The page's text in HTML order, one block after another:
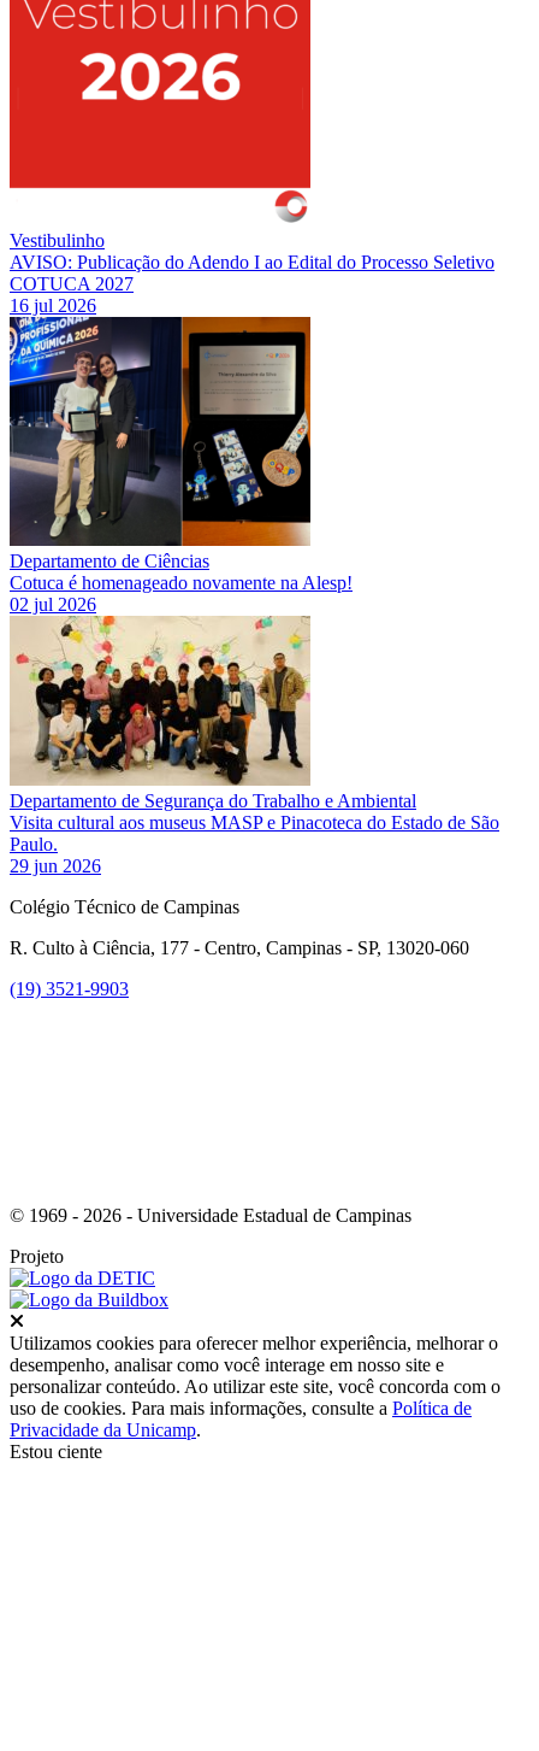
Vestibulinho
AVISO: Publicação do Adendo I ao Edital do Processo Seletivo
COTUCA 2027
16 jul 2026
Departamento de Ciências
Cotuca é homenageado novamente na Alesp!
02 jul 2026
Departamento de Segurança do Trabalho e Ambiental
Visita cultural aos museus MASP e Pinacoteca do Estado de São
Paulo.
29 jun 2026
Colégio Técnico de Campinas
R. Culto à Ciência, 177 - Centro, Campinas - SP, 13020-060
(19) 3521-9903
© 1969 - 2026 - Universidade Estadual de Campinas
Projeto
Utilizamos cookies para oferecer melhor experiência, melhorar o
desempenho, analisar como você interage em nosso site e
personalizar conteúdo. Ao utilizar este site, você concorda com o
uso de cookies. Para mais informações, consulte a Política de
Privacidade da Unicamp.
Estou ciente